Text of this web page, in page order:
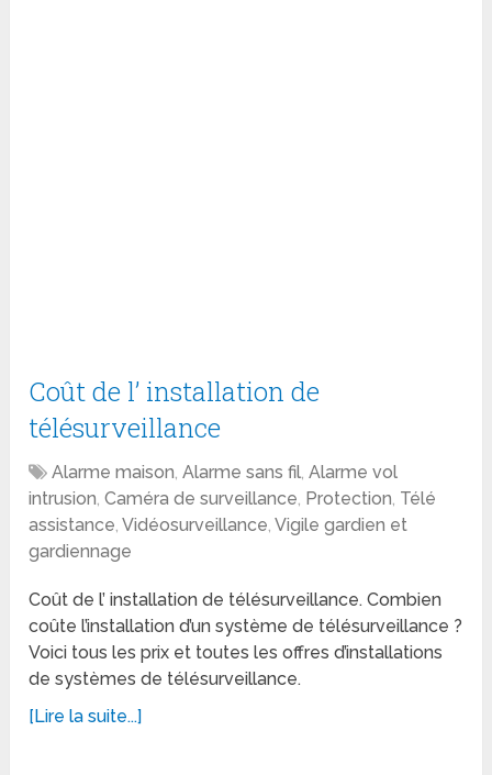
Coût de l’ installation de
télésurveillance
Alarme maison,Alarme sans fil,Alarme vol
intrusion,Caméra de surveillance, Protection, Télé
assistance,Vidéosurveillance,Vigile gardien et
gardiennage
Coût de l’ installation de télésurveillance. Combien
coûte l’installation d’un système de télésurveillance ?
Voici tous les prix et toutes les offres d’installations
de systèmes de télésurveillance.
[Lire la suite...]